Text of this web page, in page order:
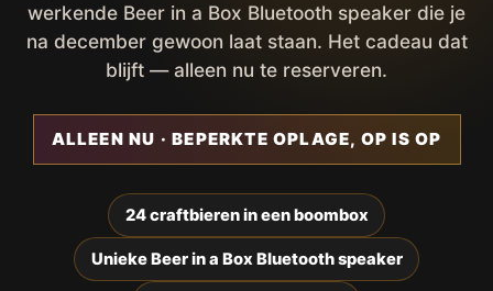
werkende Beer in a Box Bluetooth speaker die je
na december gewoon laat staan. Het cadeau dat
blijft — alleen nu te reserveren.
ALLEEN NU · BEPERKTE OPLAGE, OP IS OP
24 craftbieren in een boombox
Unieke Beer in a Box Bluetooth speaker